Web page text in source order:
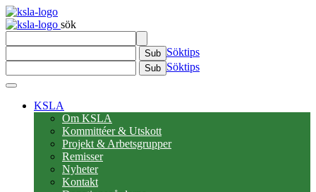
sök
Sub Söktips
Sub Söktips
KSLA
Om KSLA
Kommittéer & Utskott
Projekt & Arbetsgrupper
Remisser
Nyheter
Kontakt